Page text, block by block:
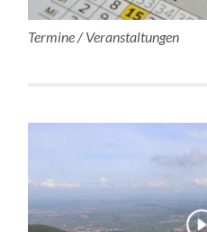
Termine / Veranstaltungen